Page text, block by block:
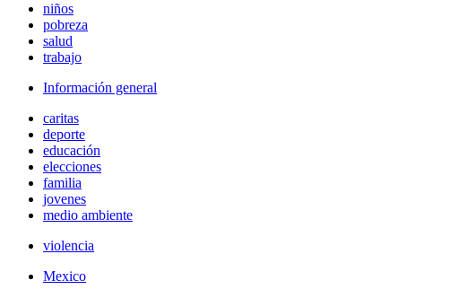
niños
pobreza
salud
trabajo
Información general
caritas
deporte
educación
elecciones
familia
jovenes
medio ambiente
violencia
Mexico